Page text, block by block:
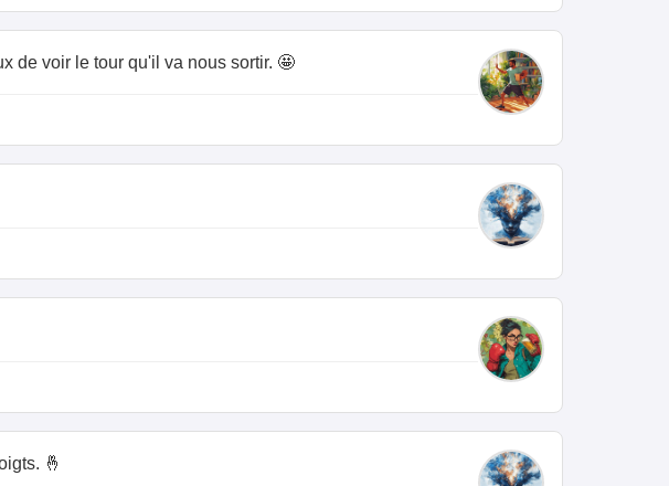
de voir le tour qu'il va nous sortir. 🤩
🤞